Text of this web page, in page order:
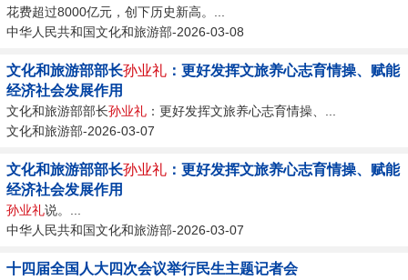
花费超过8000亿元，创下历史新高。...
中华人民共和国文化和旅游部-2026-03-08
文化和旅游部部长孙业礼 ：更好发挥文旅养心志育情操、赋能
经济社会发展作用
文化和旅游部部长孙业礼 ：更好发挥文旅养心志育情操、...
文化和旅游部-2026-03-07
文化和旅游部部长孙业礼 ：更好发挥文旅养心志育情操、赋能
经济社会发展作用
孙业礼说。...
中华人民共和国文化和旅游部-2026-03-07
十四届全国人大四次会议举行民生主题记者会